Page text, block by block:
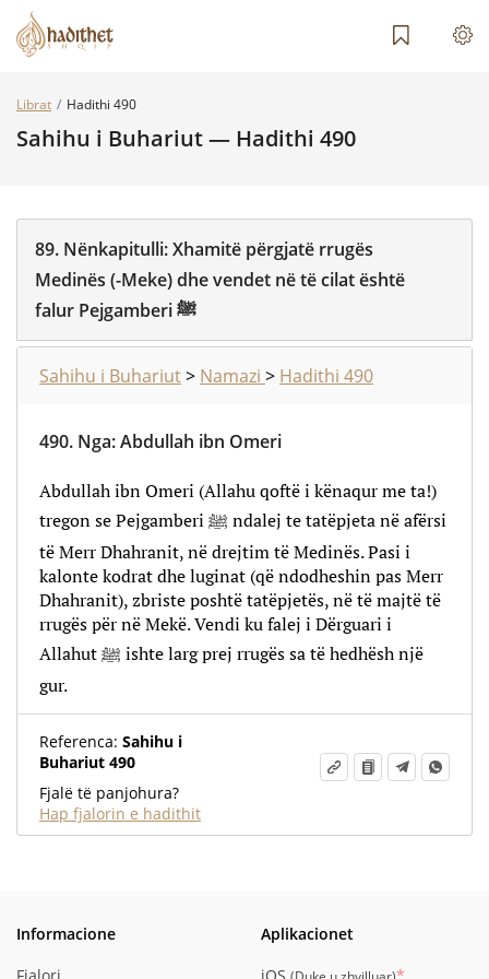
Librat Hadithi 490
Sahihu i Buhariut — Hadithi 490
89. Nënkapitulli:Xhamitë përgjatë rrugës
Medinës (-Meke) dhe vendet në të cilat është
falur Pejgamberi ﷺ
Sahihu i Buhariut> Namazi > Hadithi 490
490. Nga:Abdullah ibn Omeri
Abdullah ibn Omeri (Allahu qoftë i kënaqur me ta!)
tregon se Pejgamberi ﷺ ndalej te tatëpjeta në afërsi
të Merr Dhahranit, në drejtim të Medinës. Pasi i
kalonte kodrat dhe luginat (që ndodheshin pas Merr
Dhahranit), zbriste poshtë tatëpjetës, në të majtë të
rrugës për në Mekë. Vendi ku falej i Dërguari i
Allahut ﷺ ishte larg prej rrugës sa të hedhësh një
gur.
Referenca: Sahihu i
Buhariut 490
Fjalë të panjohura?
Hap fjalorin e hadithit
Informacione
Aplikacionet